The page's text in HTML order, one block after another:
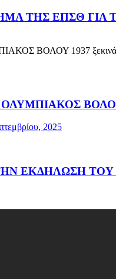
ΤΗΣ ΕΠΣΘ
ΒΟΛΟΥ 1937 ξεκινά
2025
ΕΚΔΗΛΩΣΗ ΤΟΥ